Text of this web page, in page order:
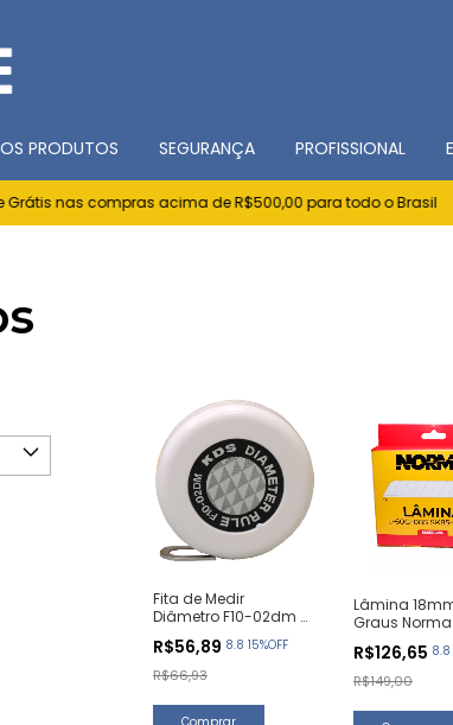
PRODUTOS SEGURANÇA PROFISSIONAL
compras acima de R$500,00 para todo o Brasil
Fita de Medir
Diâmetro F10-02dm (1
R$56,89 8.8 15%OFF
R$66,93
Lâmina
Graus Norma
R$126,65 8.8
R$149,00